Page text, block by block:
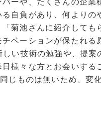
自負があり、何より
菊池さんに紹介して
ベーションが保たれ
い技術の勉強や、提案
様々な方とお会いす
じものは無いため、変